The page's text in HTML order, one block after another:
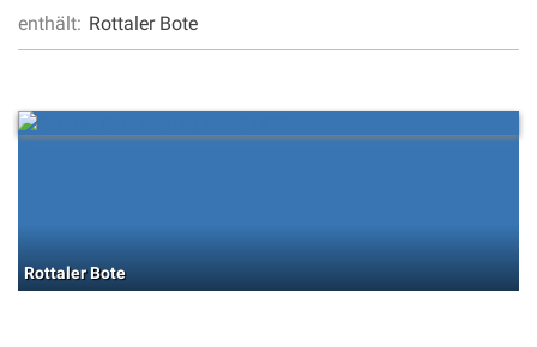
enthält: Rottaler Bote
Rottaler Bote